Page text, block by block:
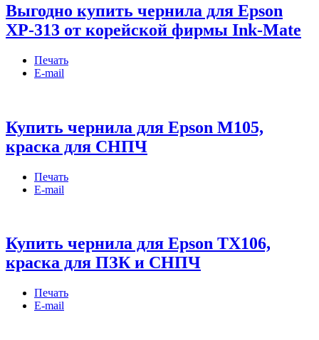
Выгодно купить чернила для Epson
XP-313 от корейской фирмы Ink-Mate
Печать
E-mail
Купить чернила для Epson M105,
краска для СНПЧ
Печать
E-mail
Купить чернила для Epson TX106,
краска для ПЗК и СНПЧ
Печать
E-mail